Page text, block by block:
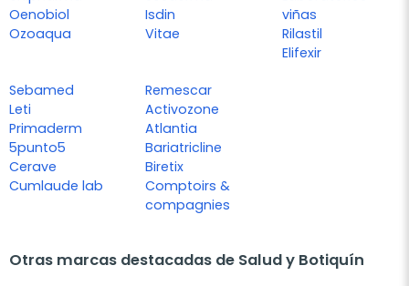
Oenobiol
Ozoaqua
Isdin
Vitae
viñas
Rilastil
Elifexir
Sebamed
Leti
Primaderm
5punto5
Cerave
Cumlaude lab
Remescar
Activozone
Atlantia
Bariatricline
Biretix
Comptoirs &
compagnies
Otras marcas destacadas de Salud y Botiquín